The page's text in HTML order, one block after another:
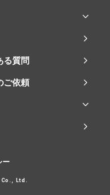
る質問
ご依頼
ー
Ltd.